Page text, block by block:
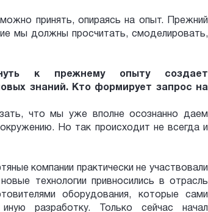
принять, опираясь на опыт. Прежний
мы должны просчитать, смоделировать,
к прежнему опыту создает
знаний. Кто формирует запрос на
что мы уже вполне осознанно даем
Но так происходит не всегда и
компании практически не участвовали
технологии привносились в отрасль
оборудования, которые сами
разработку. Только сейчас начал